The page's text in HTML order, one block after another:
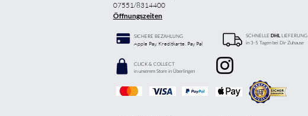
07551/8314400
Öffnungszeiten
SICHERE BEZAHLUNG
Apple Pay, Kreditkarte. Pay Pal
SCHNELLE DHL LIEFERUNG
in 3-5 Tagen bei Dir Zuhause
CLICK & COLLECT
in unserem Store in Überlingen